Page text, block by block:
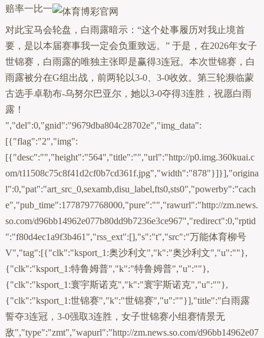
赔率一比一
对此宝马会轮盘，白雨露暗示：“这个处事履历对我止境首
要，是以本届赛事我一定会负重致远。” 于是，在2026年女子
世锦赛，白雨露的唯独主张即是赢得3连冠。本次世锦赛，白
雨露被分在G组出战，前两轮以3-0、3-0收效。第三轮濒临蒙
古选手卓勒布-乌努尔巴亚尔，她以3-0夺得3连胜，祝愿白雨
露！
","del":0,"gnid":"9679dba804c28702e","img_data":
[{"flag":"2","img":
[{"desc":"","height":"564","title":"","url":"http://p0.img.360kuai.c
om/t11508c75c8f41d2cf0b7cd361f.jpg","width":"878"}]}],"origina
l":0,"pat":"art_src_0,sexamb,disu_label,fts0,sts0","powerby":"cach
e","pub_time":1778797768000,"pure":"","rawurl":"http://zm.news.
so.com/d96bb14962e077b80dd9b7236e3ce967","redirect":0,"rptid
":"f80d4ec1a9f3b461","rss_ext":[],"s":"t","src":"万能体育柳号
V","tag":[{"clk":"ksport_1:奥沙利文","k":"奥沙利文","u":""},
{"clk":"ksport_1:特鲁姆普","k":"特鲁姆普","u":""},
{"clk":"ksport_1:寰宇斯诺克","k":"寰宇斯诺克","u":""},
{"clk":"ksport_1:世锦赛","k":"世锦赛","u":""}],"title":"白雨露
誓夺3连冠，3-0强取3连胜，女子世锦赛小组赛情景无
敌","type":"zmt","wapurl":"http://zm.news.so.com/d96bb14962e07